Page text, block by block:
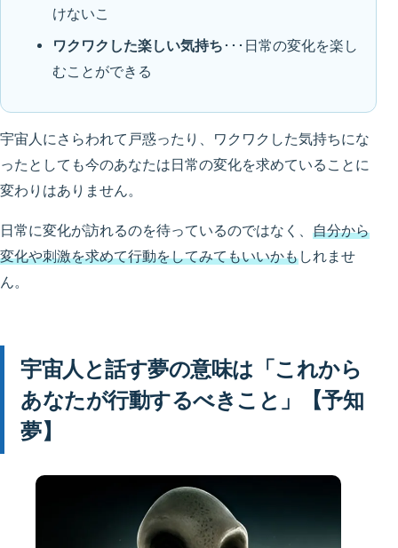
けないこ
ワクワクした楽しい気持ち ･･･日常の変化を楽し
むことができる
宇宙人にさらわれて戸惑ったり、ワクワクした気持ちにな
ったとしても今のあなたは日常の変化を求めていることに
変わりはありません。
日常に変化が訪れるのを待っているのではなく、 自分から
変化や刺激を求めて行動をしてみてもいいかもしれませ
ん。
宇宙人と話す夢の意味は「これから
あなたが行動するべきこと」【予知
夢】